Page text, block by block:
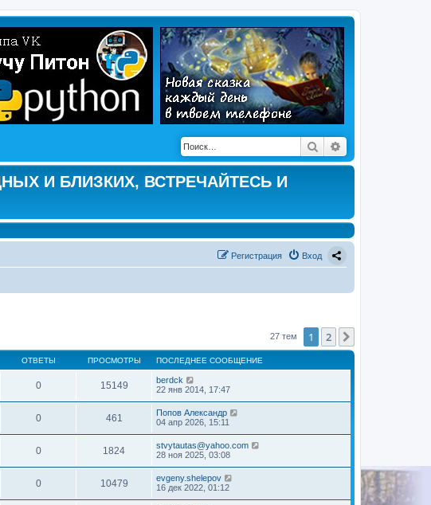
Поиск
И БЛИЗКИХ, ВСТРЕЧАЙТЕСЬ И
Вход
Регистрация
27 тем 1 2
ОТВЕТЫ ПРОСМОТРЫ ПОСЛЕДНЕЕ СООБЩЕНИЕ
0 15149
berdck
22 янв 2014, 17:47
0 461
Попов Александр
04 апр 2026, 15:11
0 1824
stvytautas@yahoo.com
28 ноя 2025, 03:08
0 10479
evgeny.shelepov
16 дек 2022, 01:12